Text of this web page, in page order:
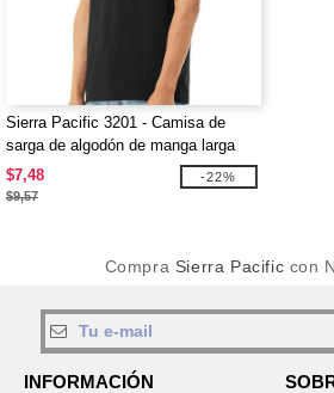
Sierra Pacific 3201 - Camisa de
sarga de algodón de manga larga
$7,48
$9,57
-22%
Compra Sierra Pacific con
INFORMACIÓN